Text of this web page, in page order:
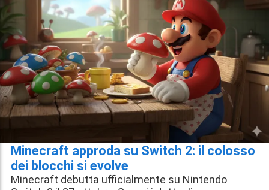
Minecraft approda su Switch 2: il colosso
dei blocchi si evolve
Minecraft debutta ufficialmente su Nintendo